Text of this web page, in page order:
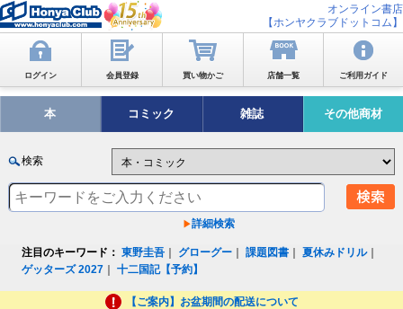
オンライン書店
【ホンヤクラブドットコム】
ログイン 会員登録 買い物かご 店舗一覧 ご利用ガイド
本 コミック 雑誌 その他商材
検索
詳細検索
注目のキーワード： 東野圭吾 グローグー ｜課題図書 ｜夏休みドリル｜
ゲッターズ 2027 ｜十二国記【予約】
【ご案内】お盆期間の配送について